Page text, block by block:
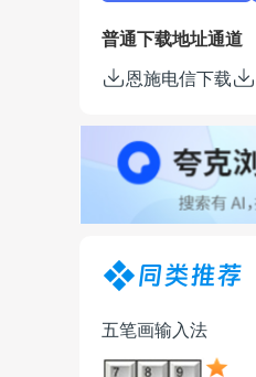
普通下载地址通道
恩施电信下载
同类推荐
五笔画输入法